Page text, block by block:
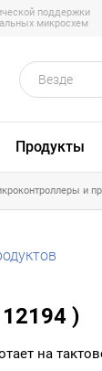
поддержки
микросхем
Везде
Продукты
и
)
на